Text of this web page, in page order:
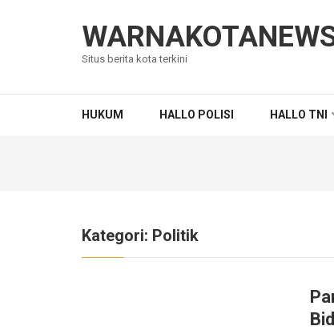
Situs berita kota terkini
HUKUM HALLO POLISI HALLO TNI
Kategori: Politik